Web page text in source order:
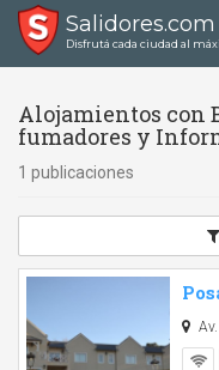
Salidores.com
Disfrutá cada ciudad al
Alojamientos con
fumadores y
1 publicaciones